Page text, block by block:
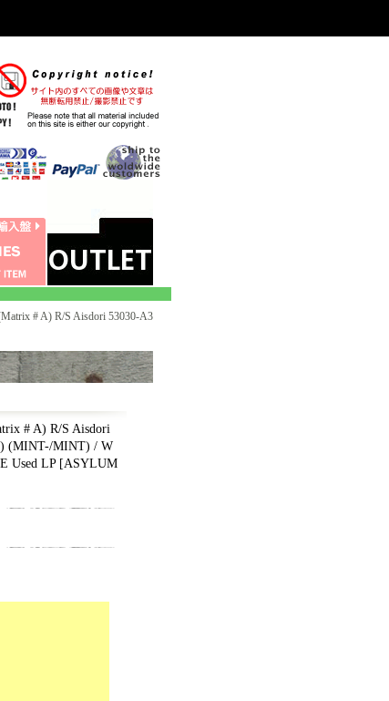
# A) R/S Aisdori 53030-A3
# A) R/S Aisdori
(MINT-/MINT) / W
Used LP [ASYLUM